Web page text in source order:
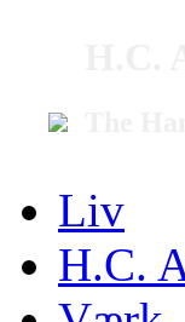
Liv
H.C.